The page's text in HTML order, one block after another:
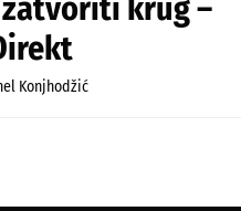
krug –
Konjhodžić